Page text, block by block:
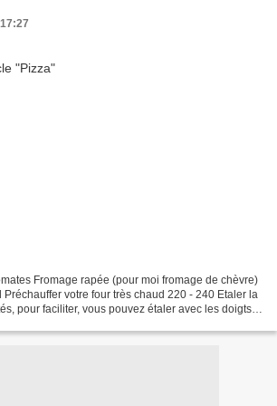
Fromage rapée (pour moi fromage de chèvre)
votre four très chaud 220 - 240 Etaler la
pour faciliter, vous pouvez étaler avec les doigts